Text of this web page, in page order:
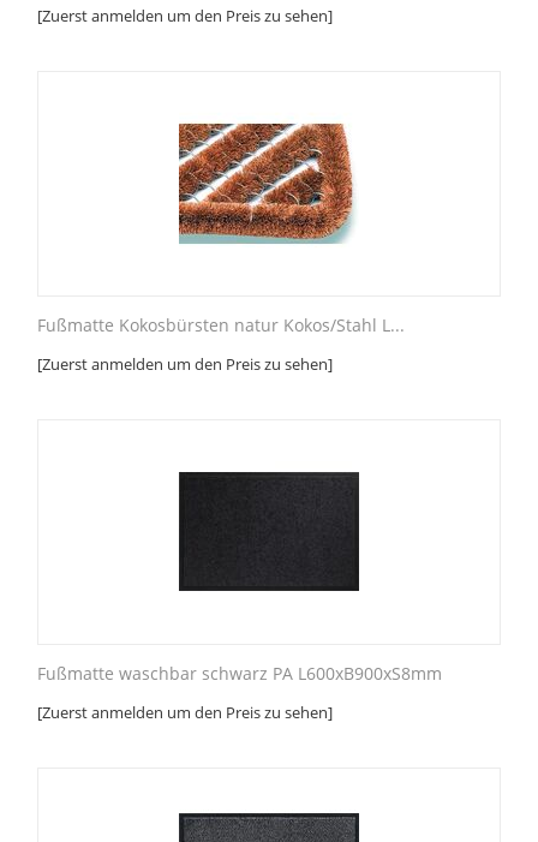
[Zuerst anmelden um den Preis zu sehen]
Fußmatte Kokosbürsten natur Kokos/Stahl L...
[Zuerst anmelden um den Preis zu sehen]
Fußmatte waschbar schwarz PA L600xB900xS8mm
[Zuerst anmelden um den Preis zu sehen]